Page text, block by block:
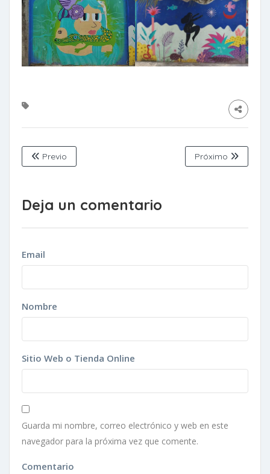
Previo Próximo
Deja un comentario
Email
Nombre
Sitio Web o Tienda Online
Guarda mi nombre, correo electrónico y web en este
navegador para la próxima vez que comente.
Comentario